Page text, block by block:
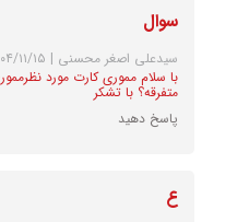
سوال
سیدعلی اصغر محسنی | ۰۴/۱۱/۱۵
متفرقه؟ با تشکر
پاسخ دهید
ع